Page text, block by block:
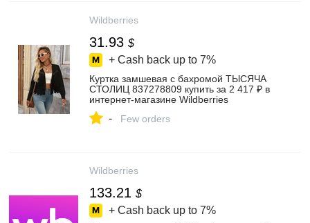
Wildberries
31.93 $
+ Cash back up to 7%
Куртка замшевая с бахромой ТЫСЯЧА
СТОЛИЦ 837278809 купить за 2 417 ₽ в
интернет‑магазине Wildberries
- Few orders
Wildberries
133.21 $
+ Cash back up to 7%